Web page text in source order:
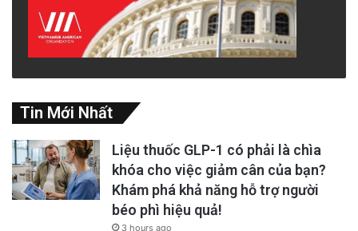
Tin Mới Nhất
Liệu thuốc GLP-1 có phải là chìa
khóa cho việc giảm cân của bạn?
Khám phá khả năng hỗ trợ người
béo phì hiệu quả!
3 hours ago